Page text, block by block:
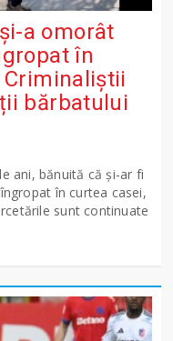
a omorât
în
bărbatului
ani, bănuită că și-ar fi
în curtea casei,
sunt continuate